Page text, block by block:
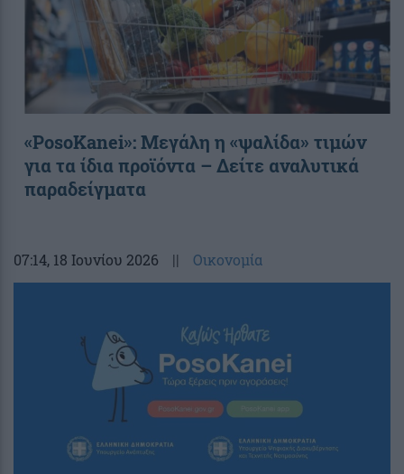
«PosoKanei»: Μεγάλη η «ψαλίδα» τιμών
για τα ίδια προϊόντα – Δείτε αναλυτικά
παραδείγματα
07:14, 18 Ιουνίου 2026 || Οικονομία